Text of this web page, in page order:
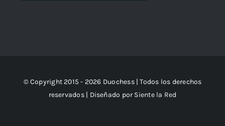
© Copyright 2015 - 2026 Duochess | Todos los derechos
reservados | Diseñado por Siente la Red